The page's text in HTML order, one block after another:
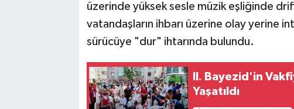
üzerinde yüksek sesle müzik eşliğinde
vatandaşların ihbarı üzerine olay yerine
sürücüye "dur" ihtarında bulundu.
II. Bayezid'in
Yaşatıldı